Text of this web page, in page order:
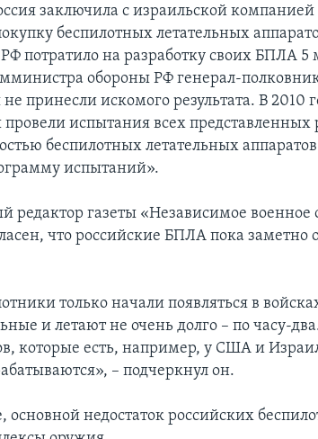
заключила с израильской
беспилотных летательных
потратило на разработку своих БПЛА 5
обороны РФ генерал-
принесли искомого результата. В 2010
испытания всех представленных
беспилотных летательных
испытаний».
редактор газеты «Независимое
что российские БПЛА пока заметно
только начали появляться в
и летают не очень долго – по часу-
которые есть, например, у США и
– подчеркнул он.
основной недостаток российских